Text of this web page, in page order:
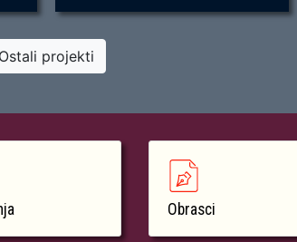
Ostali projekti
Obrasci